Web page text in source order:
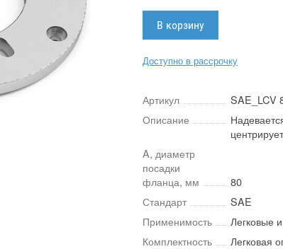
Доступно в рассрочку
Артикул
SAE_LCV
Описание
A, диаметр
посадки
фланца, мм
80
Стандарт
SAE
Применимость
Легковые
Комплектность
Легковая